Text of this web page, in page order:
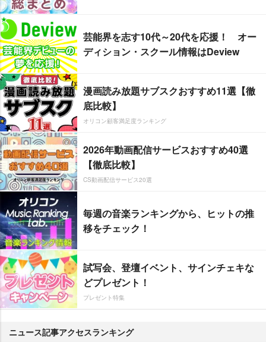
芸能界を志す10代～20代を応援！ オー
ディション・スクール情報はDeview
漫画読み放題サブスクおすすめ11選【徹
底比較】
オリコン顧客満足度ランキング
2026年動画配信サービスおすすめ40選
【徹底比較】
CS動画配信サービス20選
毎週の音楽ランキングから、ヒットの推
移をチェック！
試写会、登壇イベント、サインチェキな
どプレゼント！
プレゼント特集
ニュース記事アクセスランキング